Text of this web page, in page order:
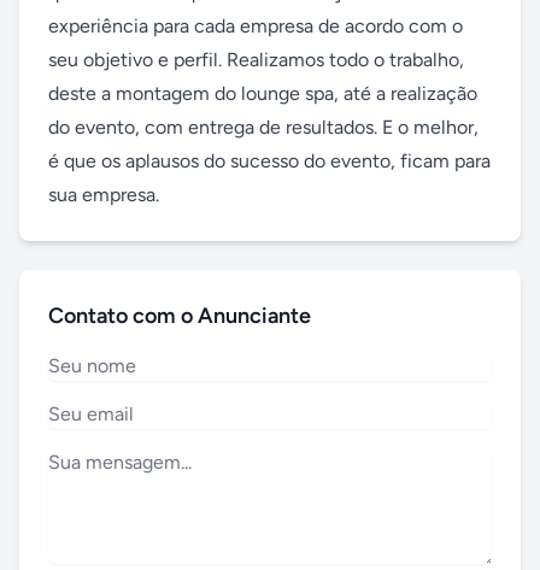
experiência para cada empresa de acordo com o
seu objetivo e perfil. Realizamos todo o trabalho,
deste a montagem do lounge spa, até a realização
do evento, com entrega de resultados. E o melhor,
é que os aplausos do sucesso do evento, ficam para
sua empresa.
Contato com o Anunciante